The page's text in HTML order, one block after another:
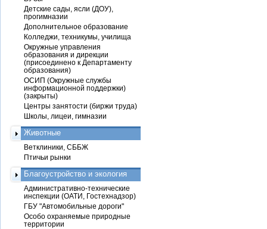
Детские сады, ясли (ДОУ),
прогимназии
Дополнительное образование
Колледжи, техникумы, училища
Окружные управления
образования и дирекции
(присоединено к Департаменту
образования)
ОСИП (Окружные службы
информационной поддержки)
(закрыты)
Центры занятости (биржи труда)
Школы, лицеи, гимназии
Животные
Ветклиники, СББЖ
Птичьи рынки
Благоустройство и экология
Административно-технические
инспекции (ОАТИ, Гостехнадзор)
ГБУ "Автомобильные дороги"
Особо охраняемые природные
территории